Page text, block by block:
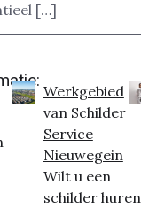
[…]
Werkgebied
van Schilder
Service
Nieuwegein
Wilt u een
schilder huren